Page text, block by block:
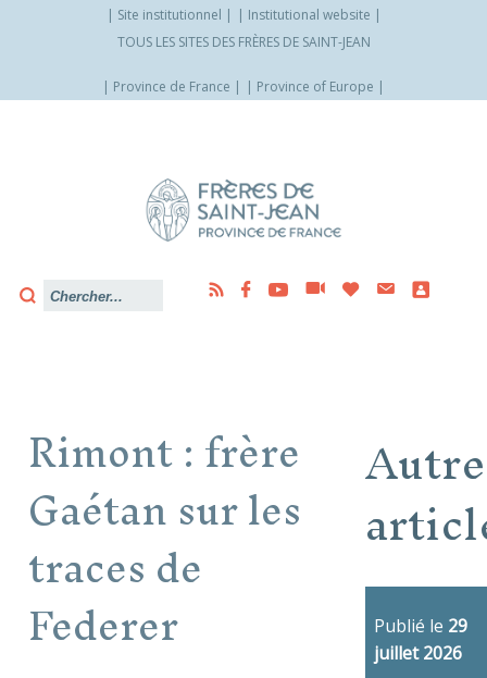
Site institutionnel
Institutional website
TOUS LES SITES DES FRÈRES DE SAINT-JEAN
Province de France
Province of Europe
Rimont : frère
Gaétan sur les
traces de
Federer Publié le 29
juillet 2026